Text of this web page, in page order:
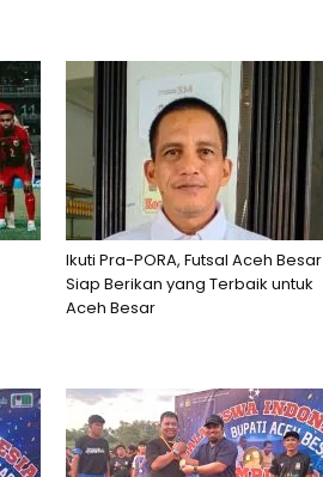
Ikuti Pra-PORA, Futsal Aceh Besar
Siap Berikan yang Terbaik untuk
Aceh Besar